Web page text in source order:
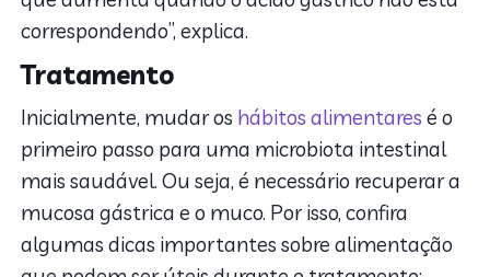
correspondendo”, explica.
Tratamento
Inicialmente, mudar os hábitos alimentares é o
primeiro passo para uma microbiota intestinal
mais saudável. Ou seja, é necessário recuperar a
mucosa gástrica e o muco. Por isso, confira
algumas dicas importantes sobre alimentação